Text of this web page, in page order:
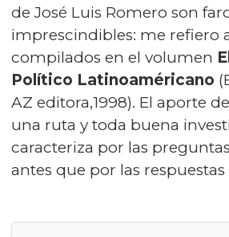
de José Luis Romero son
imprescindibles: me refiero
compilados en el volumen
Político Latinoaméricano
AZ editora,1998). El aporte
una ruta y toda buena
caracteriza por las
antes que por las